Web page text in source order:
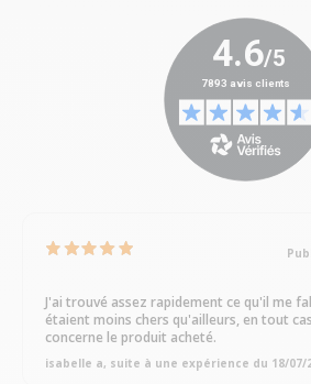
J'ai trouvé assez rapidement ce qu'il me
étaient moins chers qu'ailleurs, en tout
concerne le produit acheté.
isabelle a, suite à une expérience du 18/07/